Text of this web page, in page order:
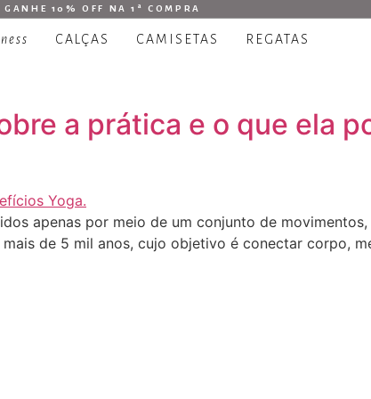
GANHE 10% OFF NA 1ª COMPRA
CALÇAS CAMISETAS REGATAS
a prática e o que ela
apenas por meio de um conjunto de
de 5 mil anos, cujo objetivo é conectar corpo,